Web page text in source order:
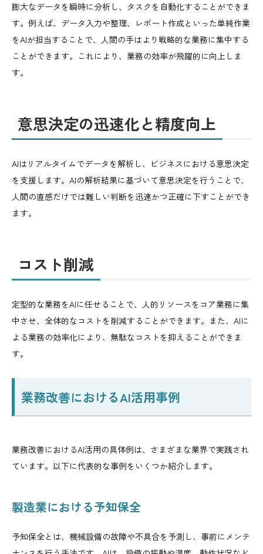
膨大なデータを瞬時に分析し、タスクを自動化することができま
す。例えば、データ入力や整理、レポート作成といった単純作業
をAIが担当することで、人間の手はより戦略的な業務に集中する
ことができます。これにより、業務の効率が飛躍的に向上しま
す。
意思決定の迅速化と精度向上
AIはリアルタイムでデータを解析し、ビジネスにおける意思決定
を支援します。AIの解析結果に基づいて意思決定を行うことで、
人間の直感だけでは難しい判断を迅速かつ正確に下すことができ
ます。
コスト削減
定型的な業務をAIに任せることで、人的リソースをコア業務に集
中させ、全体的なコストを削減することができます。また、AIに
よる業務の効率化により、無駄なコストを抑えることができま
す。
業務改善におけるAI活用事例
業務改善におけるAI活用の具体例は、さまざまな業界で実践され
ています。以下に代表的な事例をいくつか紹介します。
製造業における予知保全
予知保全とは、機械設備の故障や不具合を予測し、事前にメンテ